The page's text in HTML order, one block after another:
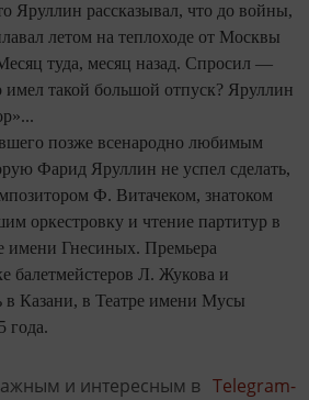
Яруллин рассказывал, что до войны,
летом на теплоходе от Москвы
туда, месяц назад. Спросил —
имел такой большой отпуск? Яруллин
позже всенародно любимым
Фарид Яруллин не успел сделать,
Ф. Витачеком, знатоком
оркестровку и чтение партитур в
имени Гнесиных. Премь­ера
балетмейстеров Л. Жукова и
в Казани, в Театре имени Мусы
года.
и интересным в Telegram-